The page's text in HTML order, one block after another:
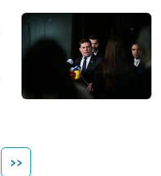
>>